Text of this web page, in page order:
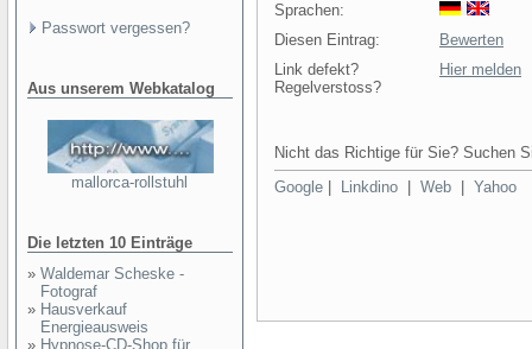
Passwort vergessen?
Aus unserem Webkatalog
mallorca-rollstuhl
Die letzten 10 Einträge
» Waldemar Scheske -
Fotograf
» Hausverkauf
Energieausweis
» Hypnose-CD-Shop für
Sprachen:
Diesen Eintrag:
Bewerten
Link defekt?
Regelverstoss?
Hier melden
Nicht das Richtige für Sie? Suchen
Google
Linkdino Web Yahoo